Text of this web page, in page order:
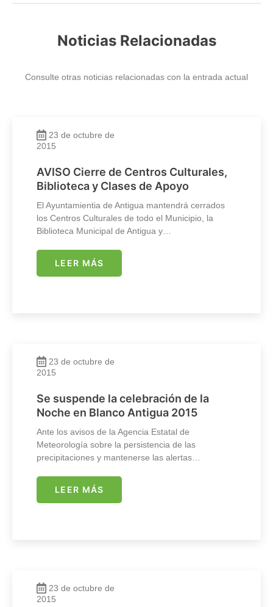
Noticias Relacionadas
Consulte otras noticias relacionadas con la entrada actual
23 de octubre de
2015
AVISO Cierre de Centros Culturales,
Biblioteca y Clases de Apoyo
El Ayuntamientia de Antigua mantendrá cerrados
los Centros Culturales de todo el Municipio, la
Biblioteca Municipal de Antigua y…
LEER MÁS
23 de octubre de
2015
Se suspende la celebración de la
Noche en Blanco Antigua 2015
Ante los avisos de la Agencia Estatal de
Meteorología sobre la persistencia de las
precipitaciones y mantenerse las alertas…
LEER MÁS
23 de octubre de
2015